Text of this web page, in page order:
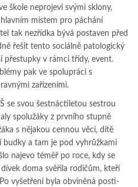
škole ne­pro­jeví svými sklo­ny,
místem pro páchání
tak nezřídka bývá postaven před
řešit ten­to sociálně pato­lo­gic­ký
přestupky v rámci třídy, event.
pak ve spolupráci s
za­ří­zeními.
se svou šestnáctiletou sestrou
spolužáky z prv­ní­ho stup­ně
s nějakou cennou věcí, dítě
budky a tam je pod vyhrůžkami
najevo téměř po roce, kdy se
do­ma svěřila rodičům, kteří
vyšetření byla obviněná pos­ti­